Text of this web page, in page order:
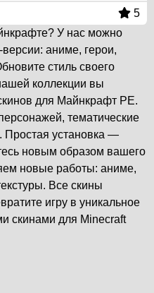
5
У нас можно
аниме, герои,
стиль своего
коллекции вы
для Майнкрафт PE.
тематические
Простая установка —
новым образом вашего
новые работы: аниме,
Все скины
игру в уникальное
скинами для Minecraft